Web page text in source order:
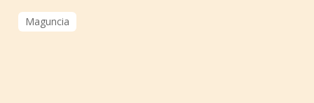
Maguncia